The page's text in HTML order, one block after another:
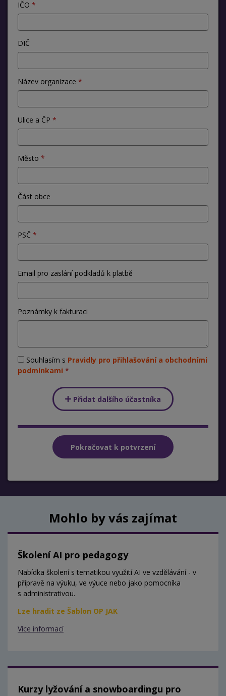
IČO
DIČ
Název organizace
Ulice a ČP
Město
Část obce
PSČ
Email pro zaslání podkladů k platbě
Poznámky k fakturaci
Souhlasím s Pravidly pro přihlašování a obchodními
podmínkami
Přidat dalšího účastníka
Mohlo by vás zajímat
Školení AI pro pedagogy
Nabídka školení s tematikou využití AI ve vzdělávání - v
přípravě na výuku, ve výuce nebo jako pomocníka
s administrativou.
Lze hradit ze Šablon OP JAK
Více informací
Kurzy lyžování a snowboardingu pro